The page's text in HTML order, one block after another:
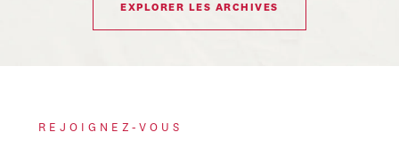
EXPLORER LES ARCHIVES
REJOIGNEZ-VOUS